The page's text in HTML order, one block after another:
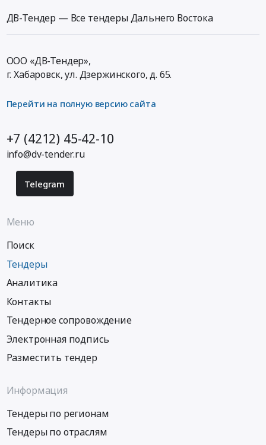
ДВ-Тендер — Все тендеры Дальнего Востока
ООО «ДВ-Тендер»,
г. Хабаровск,ул. Дзержинского, д. 65.
Перейти на полную версию сайта
+7 (4212) 45-42-10
info@dv-tender.ru
Telegram
Меню
Поиск
Тендеры
Аналитика
Контакты
Тендерное сопровождение
Электронная подпись
Разместить тендер
Информация
Тендеры по регионам
Тендеры по отраслям